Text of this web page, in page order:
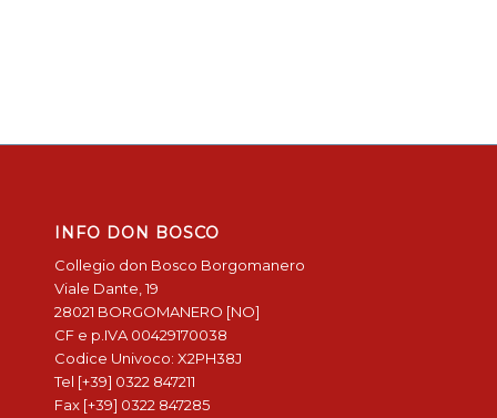
INFO DON BOSCO
Collegio don Bosco Borgomanero
Viale Dante, 19
28021 BORGOMANERO [NO]
CF e p.IVA 00429170038
Codice Univoco: X2PH38J
Tel [+39] 0322 847211
Fax [+39] 0322 847285